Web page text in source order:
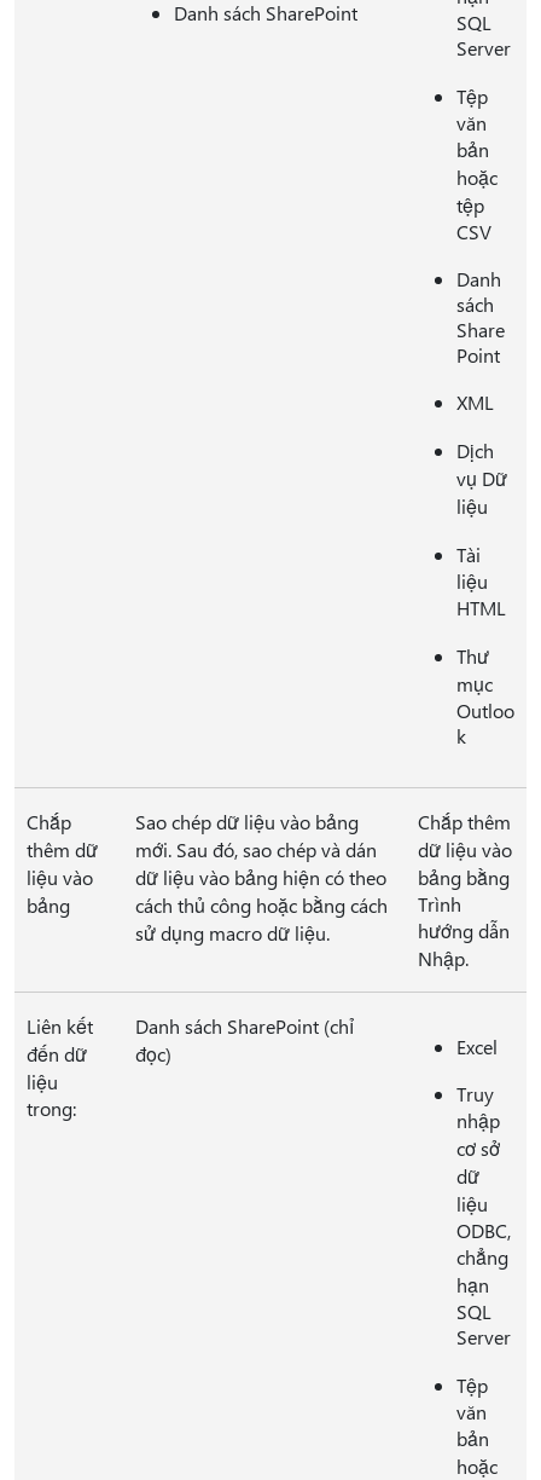
Danh sách SharePoint
SQL
Server
Tệp
văn
bản
hoặc
tệp
CSV
Danh
sách
Share
Point
XML
Dịch
vụ Dữ
liệu
Tài
liệu
HTML
Thư
mục
Outloo
k
Chắp
thêm dữ
liệu vào
bảng
Sao chép dữ liệu vào bảng
mới. Sau đó, sao chép và dán
dữ liệu vào bảng hiện có theo
cách thủ công hoặc bằng cách
sử dụng macro dữ liệu.
Chắp thêm
dữ liệu vào
bảng bằng
Trình
hướng dẫn
Nhập.
Liên kết
đến dữ
liệu
trong:
Danh sách SharePoint (chỉ
đọc)
Excel
Truy
nhập
cơ sở
dữ
liệu
ODBC,
chẳng
hạn
SQL
Server
Tệp
văn
bản
hoặc